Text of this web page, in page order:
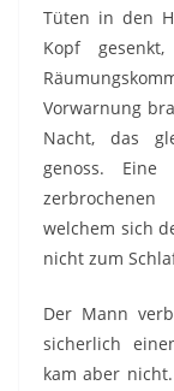
Tüten in den
Kopf
Vorwarnung
Nacht, das
genoss.
welchem sich
nicht zum
Der Mann
sicherlich
kam aber